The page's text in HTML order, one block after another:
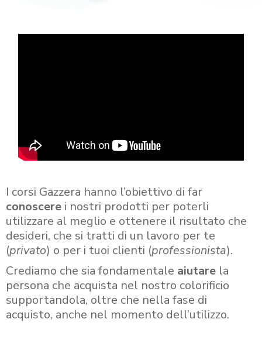
I corsi Gazzera hanno l’obiettivo di far
conoscere i nostri prodotti per poterli
utilizzare al meglio e ottenere il risultato che
desideri, che si tratti di un lavoro per te
(privato) o per i tuoi clienti (professionista).
Crediamo che sia fondamentale aiutare la
persona che acquista nel nostro colorificio
supportandola, oltre che nella fase di
acquisto, anche nel momento dell’utilizzo.